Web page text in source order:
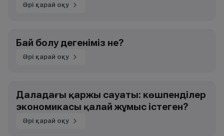
Әрі қарай оқу
Бай болу дегеніміз не?
Әрі қарай оқу
Даладағы қаржы сауаты: көшпенділер
экономикасы қалай жұмыс істеген?
Әрі қарай оқу